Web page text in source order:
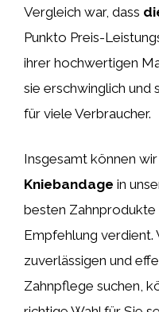
Vergleich war, dass
Punkto Preis-
ihrer hochwertigen
sie erschwinglich und
für viele Verbraucher.
Insgesamt können
Kniebandage in
besten Zahnprodukte
Empfehlung verdient.
zuverlässigen und
Zahnpflege suchen,